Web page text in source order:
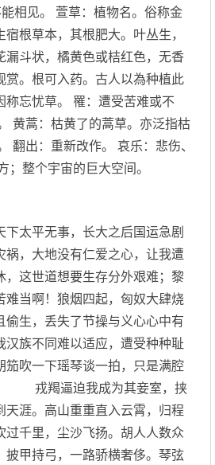
能相见。 萱草：植物名。俗称金
根草本，其根肥大。叶丛生，
漏斗状，橘黄色或桔红色，无香
赏。根可入药。古人以為种植此
称忘忧草。 罹：遭受苦难或不
黄蒿：枯黄了的蒿草。亦泛指枯
翻出：重新改作。 哀乐：悲伤、
；整个宇宙的巨大空间。
太平无事，长大之后国运急剧
祸，大地没有仁爱之心，让我遭
，这世道想要生存分外艰难；黎
难当啊！狼烟四起，匈奴大肆烧
偷生，丢失了节操与义心心中有
汉族不同难以适应，遭受种种耻
笳吹一下瑶琴谈一拍，只是满腔
戎羯逼迫我成为其妾室，挟
天涯。高山重重直入云霄，归程
过千里，尘沙飞扬。胡人人数众
披甲持弓，一路骄横奢侈。琴弦